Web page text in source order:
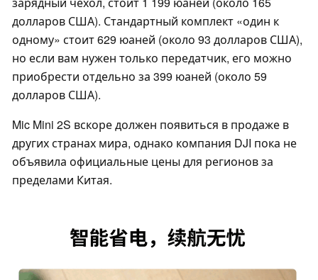
долларов США). Стандартный комплект «один к
одному» стоит 629 юаней (около 93 долларов США),
но если вам нужен только передатчик, его можно
приобрести отдельно за 399 юаней (около 59
долларов США).
Mic Mini 2S вскоре должен появиться в продаже в
других странах мира, однако компания DJI пока не
объявила официальные цены для регионов за
пределами Китая.